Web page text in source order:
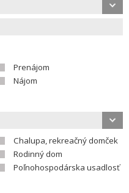
Prenájom
Nájom
Chalupa, rekreačný domček
Rodinný dom
Poľnohospodárska usadlosť